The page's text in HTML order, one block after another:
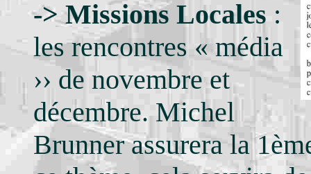
-> Missions Locales :
les rencontres « média
›› de novembre et
décembre. Michel
Brunner assurera la